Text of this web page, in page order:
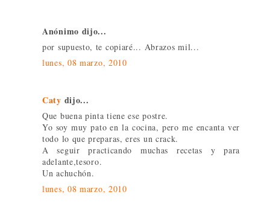
Anónimo dijo...
por supuesto, te copiaré... Abrazos mil...
lunes, 08 marzo, 2010
Caty dijo...
Que buena pinta tiene ese postre.
Yo soy muy pato en la cocina, pero me encanta ver
todo lo que preparas, eres un crack.
A seguir practicando muchas recetas y para
adelante,tesoro.
Un achuchón.
lunes, 08 marzo, 2010